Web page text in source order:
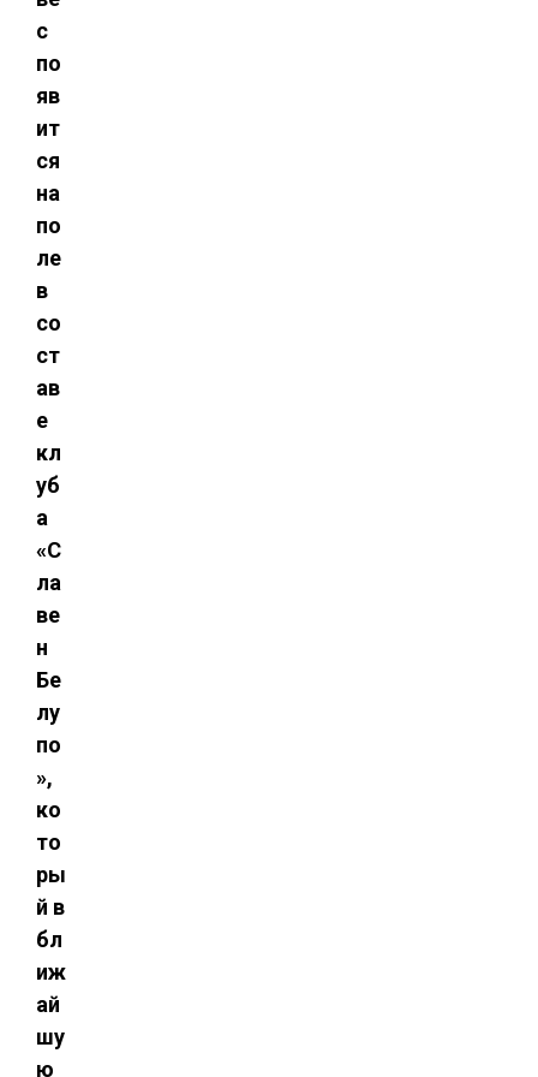
с
по
яв
ит
ся
на
по
ле
в
со
ст
ав
е
кл
уб
а
«С
ла
ве
н
Бе
лу
по
»,
ко
то
ры
й в
бл
иж
ай
шу
ю